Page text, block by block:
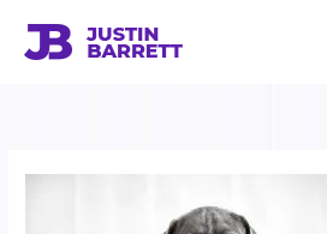
content